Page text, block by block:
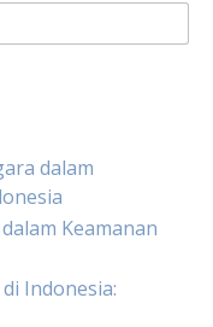
dalam
Keamanan
Indonesia: